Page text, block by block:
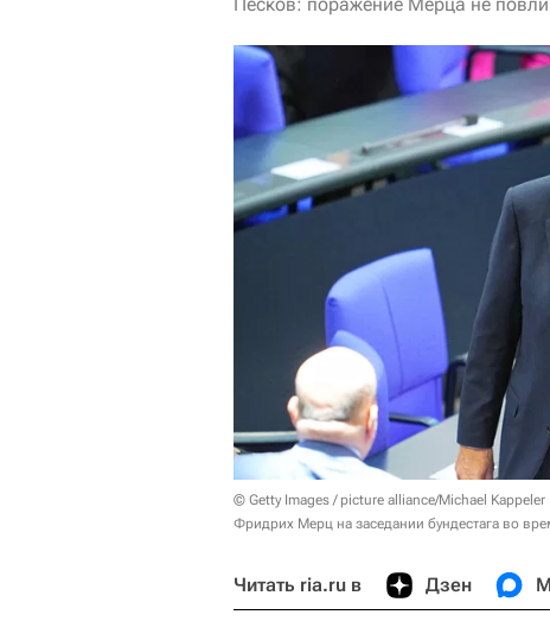
© Getty Images / picture alliance/Michael Kappeler
Фридрих Мерц на заседании бундестага во
Читать ria.ru в Дзен